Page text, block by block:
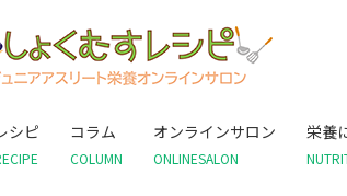
シピ コラム
COLUMN
オンラインサロン
ONLINESALON
栄養